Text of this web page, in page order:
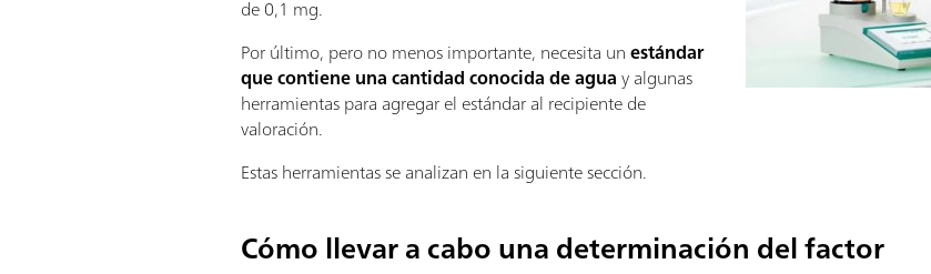
de 0,1 mg.
Por último, pero no menos importante, necesita unestándar
que contiene una cantidad conocida de aguay algunas
herramientas para agregar el estándar al recipiente de
valoración.
Estas herramientas se analizan en la siguiente sección.
Cómo llevar a cabo una determinación del factor